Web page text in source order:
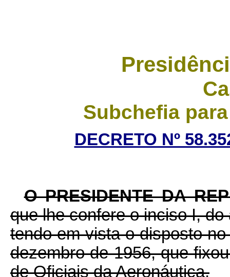
Subchefia
DECRETO Nº
O PRESIDENTE DA
que lhe confere o inciso I,
tendo em vista o disposto
dezembro de 1956, que
de Oficiais da Aeronáutica,